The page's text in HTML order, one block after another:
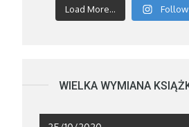
Load More...
WIELKA WYMIANA